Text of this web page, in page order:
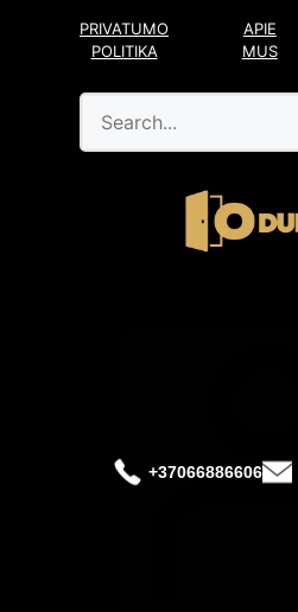
PRIVATUMO
POLITIKA
APIE
MUS
+37066886606